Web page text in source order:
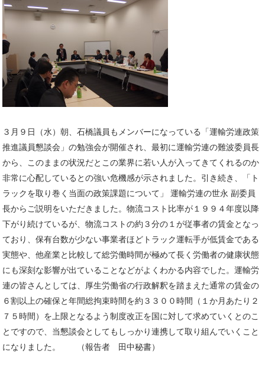
３月９日（水）朝、石橋議員もメンバーになっている「運輸労連政策
推進議員懇談会」の勉強会が開催され、最初に運輸労連の難波委員長
から、このままの状況だとこの業界に若い人が入ってきてくれるのか
非常に心配しているとの強い危機感が示されました。引き続き、「ト
ラックを取り巻く当面の政策課題について」 運輸労連の世永 副委員
長からご説明をいただきました。物流コスト比率が１９９４年度以降
下がり続けているが、物流コストの約３分の１が従事者の賃金となっ
ており、保有台数が少ない事業者ほどトラック運転手が低賃金である
実態や、他産業と比較して総労働時間が極めて長く労働者の健康状態
にも深刻な影響が出ていることなどがよくわかる内容でした。運輸労
連の皆さんとしては、厚生労働省の行政解釈を踏まえた通常の賃金の
６割以上の確保と年間総拘束時間を約３３００時間（１か月あたり２
７５時間）を上限となるよう制度改正を国に対して求めていくとのこ
とですので、当懇談会としてもしっかり連携して取り組んでいくこと
になりました。 （報告者 田中秘書）